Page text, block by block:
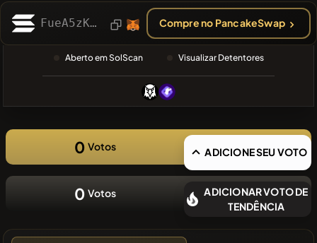
PESQUISA
RECENTE
moedas
recentes
FueA5zKaZXBz67ckbtDwtPSPDyDj8ZqVUHkuCvz3pump Compre no PancakeSwap
Aberto em SolScan Visualizar Detentores
0 Votos ADICIONE SEU VOTO
0 Votos
ADICIONAR VOTO DE
TENDÊNCIA